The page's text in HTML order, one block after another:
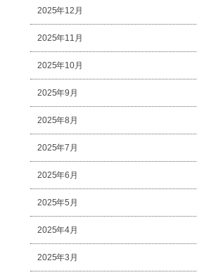
2025年12月
2025年11月
2025年10月
2025年9月
2025年8月
2025年7月
2025年6月
2025年5月
2025年4月
2025年3月